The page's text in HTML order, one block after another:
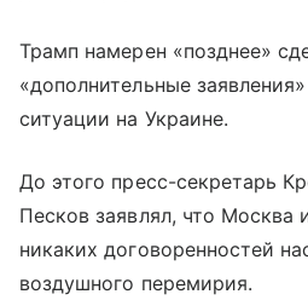
Трамп намерен «позднее»
«дополнительные
ситуации на Украине.
До этого пресс-секретарь
Песков заявлял, что Москва
никаких договоренностей
воздушного перемирия.